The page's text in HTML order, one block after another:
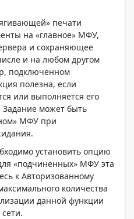
печати
на «главное» МФУ,
и сохраняющее
и на любом другом
подключенном
полезна, если
или выполняется его
Задание может быть
МФУ при
установить опцию
«подчиненных» МФУ эта
к Авторизованному
количества
данной функции